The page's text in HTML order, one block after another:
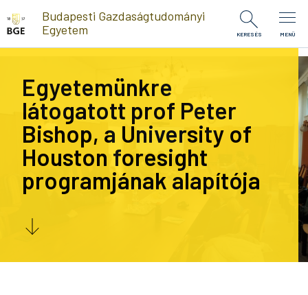
Ugrás a tartalomra
Budapesti Gazdaságtudományi
Egyetem
KERESÉS MENÜ
Egyetemünkre
látogatott prof Peter
Bishop, a University of
Houston foresight
programjának alapítója